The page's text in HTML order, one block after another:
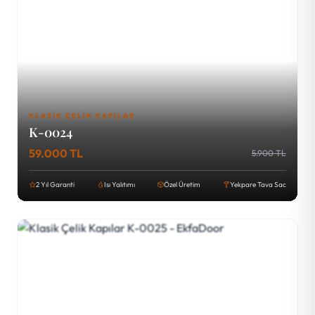
KLASIK ÇELIK KAPILAR
K-0024
59.000 TL 5.900 TL
2 Yıl Garanti Isı Yalıtımı Özel Üretim Yekpare Tava Sac